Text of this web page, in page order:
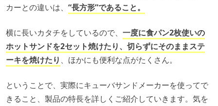
カーとの違いは、 “長方形”であること。
横に長いカタチをしているので、 一度に食パン2枚使いの
ホットサンドを2セット焼けたり、切らずにそのままステ
ーキを焼けたり 、ほかにも便利な点がたくさん。
ということで、実際にキューバサンドメーカーを使ってで
きること、製品の特長を詳しくご紹介していきます。気を